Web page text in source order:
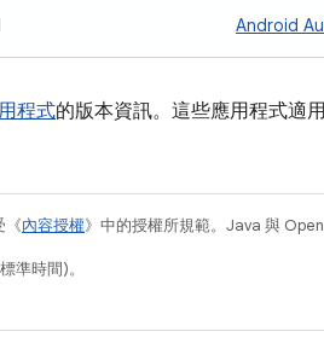
Android
程式的版本資訊。這些應用程式適
《內容授權》中的授權所規範。Java 與
準時間)。